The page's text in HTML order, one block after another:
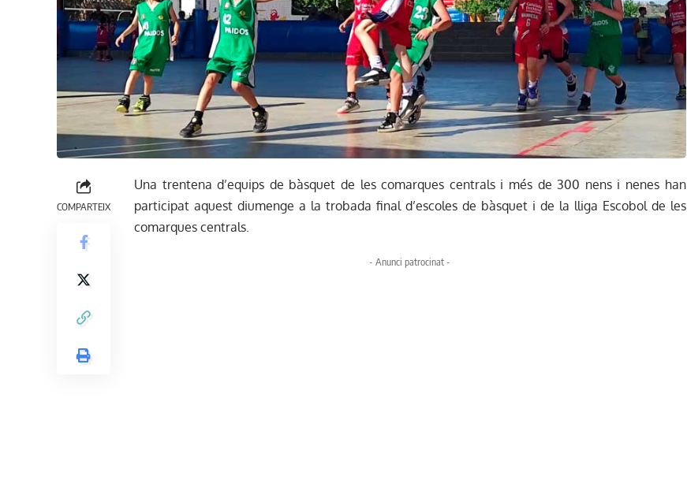
COMPARTEIX
Una trentena d’equips de bàsquet de les comarques centrals i més de 300 nens i nenes han
participat aquest diumenge a la trobada final d’escoles de bàsquet i de la lliga Escobol de les
comarques centrals.
- Anunci patrocinat -